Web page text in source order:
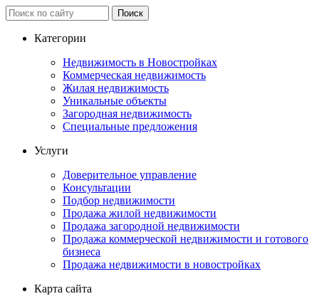
Категории
Недвижимость в Новостройках
Коммерческая недвижимость
Жилая недвижимость
Уникальные объекты
Загородная недвижимость
Специальные предложения
Услуги
Доверительное управление
Консультации
Подбор недвижимости
Продажа жилой недвижимости
Продажа загородной недвижимости
Продажа коммерческой недвижимости и готового
бизнеса
Продажа недвижимости в новостройках
Карта сайта